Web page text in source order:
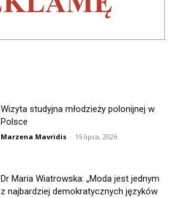
Wizyta studyjna młodzieży polonijnej w
Polsce
Marzena Mavridis - 15 lipca, 2026
Dr Maria Wiatrowska: „Moda jest jednym
z najbardziej demokratycznych języków